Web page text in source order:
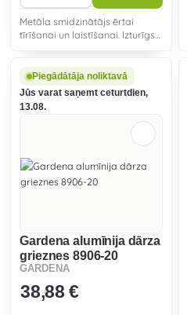
Metāla smidzinātājs ērtai
tīrīšanai un laistīšanai. Izturīgs
pret salu.
Piegādātāja noliktavā
Jūs varat saņemt ceturtdien,
13.08.
Gardena alumīnija dārza
grieznes 8906-20
GARDENA
38,88 €